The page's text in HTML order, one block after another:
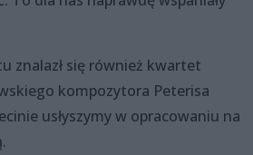
znalazł się również kwartet
kompozytora Peterisa
usłyszymy w opracowaniu na